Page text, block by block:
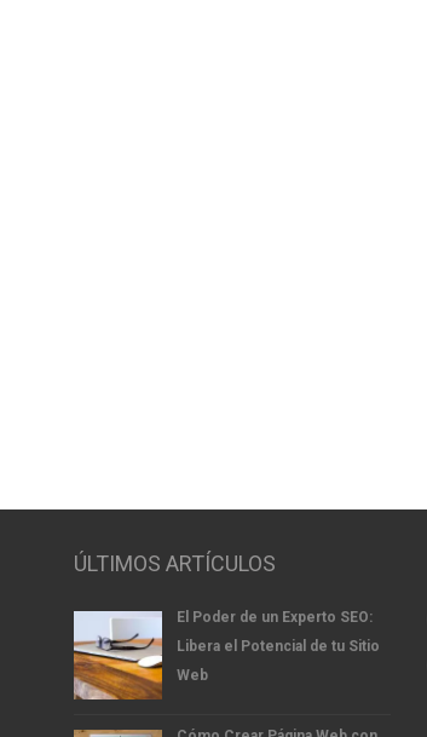
ÚLTIMOS ARTÍCULOS
El Poder de un Experto SEO:
Libera el Potencial de tu Sitio
Web